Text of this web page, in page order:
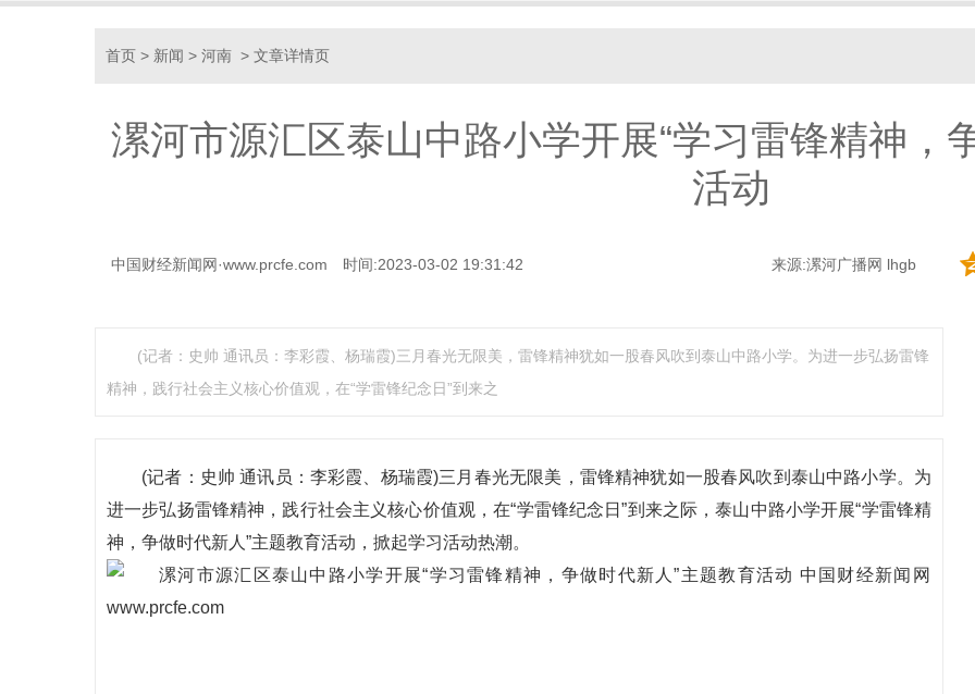
首页 > 新闻 > 河南 > 文章详情页
漯河市源汇区泰山中路小学开展“学习雷锋精神，
活动
中国财经新闻网·www.prcfe.com 时间:2023-03-02 19:31:42 来源:漯河广播网 lhgb
(记者：史帅 通讯员：李彩霞、杨瑞霞)三月春光无限美，雷锋精神犹如一股春风吹到泰山中路小学。为进一步弘扬雷锋
精神，践行社会主义核心价值观，在“学雷锋纪念日”到来之
(记者：史帅 通讯员：李彩霞、杨瑞霞)三月春光无限美，雷锋精神犹如一股春风吹到泰山中路小学。为
进一步弘扬雷锋精神，践行社会主义核心价值观，在“学雷锋纪念日”到来之际，泰山中路小学开展“学雷锋精
神，争做时代新人”主题教育活动，掀起学习活动热潮。